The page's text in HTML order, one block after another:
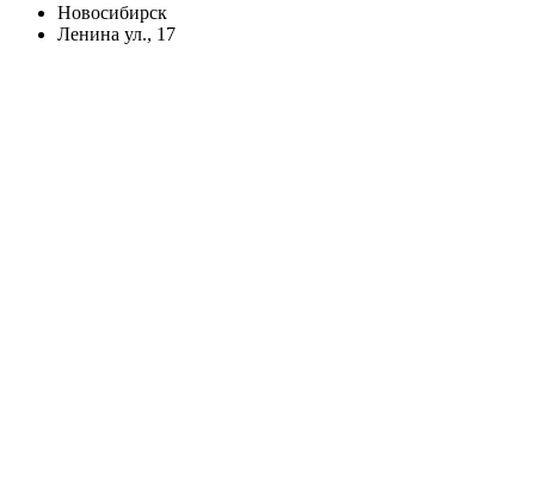
Новосибирск
Ленина ул., 17